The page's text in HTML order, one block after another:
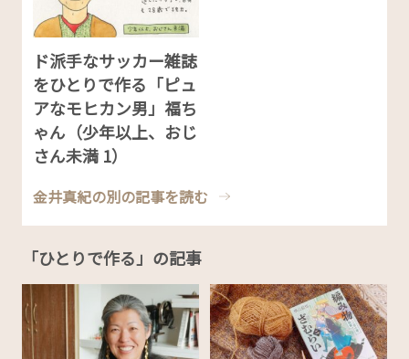
ド派手なサッカー雑誌
をひとりで作る「ピュ
アなモヒカン男」福ち
ゃん（少年以上、おじ
さん未満 1）
金井真紀の別の記事を読む
「ひとりで作る」の記事